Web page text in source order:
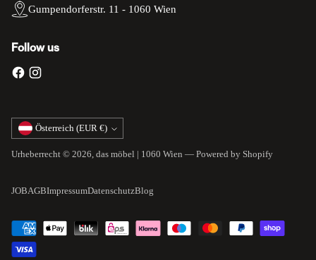
Gumpendorferstr. 11 - 1060 Wien
Follow us
Währung Österreich (EUR €)
Urheberrecht © 2026, das möbel | 1060 Wien — Powered by Shopify
JOBAGBImpressumDatenschutzBlog